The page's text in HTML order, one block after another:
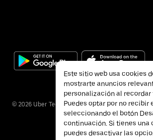
© 2026 Uber Technologies Inc.
Este sitio web usa cookies
mostrarte anuncios
personalización al recordar
Puedes optar por no recibir
seleccionando el botón
continuación. Si tienes una
puedes desactivar las